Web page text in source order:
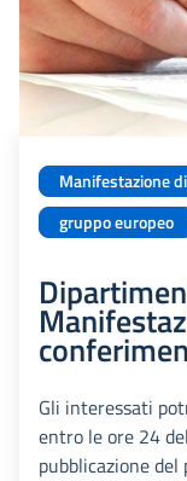
Manifestazione
gruppo europeo
Gli interessati
entro le ore 24
pubblicazione